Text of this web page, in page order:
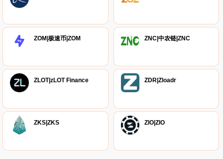
ZOM|极速币|ZOM ZNC|中农链|ZNC
ZLOT|zLOT Finance ZDR|Zloadr
ZKS|ZKS ZIO|ZIO